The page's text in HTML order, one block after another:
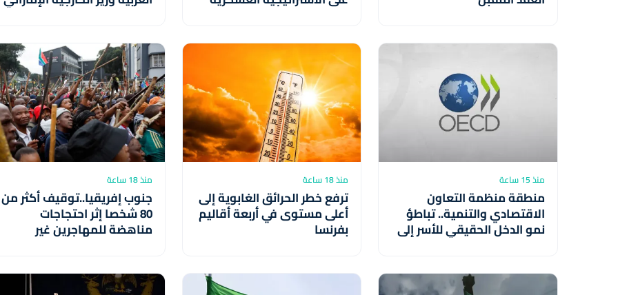
الإقليمية
منذ 15 ساعة
منطقة منظمة التعاون
الاقتصادي والتنمية.. تباطؤ
نمو الدخل الحقيقي للأسر إلى
منذ 18 ساعة
ترفع خطر الحرائق الغابوية إلى
أعلى مستوى في أربعة أقاليم
بفرنسا
منذ 18 ساعة
جنوب إفريقيا..توقيف أكثر من
80 شخصا إثر احتجاجات
مناهضة للمهاجرين غير